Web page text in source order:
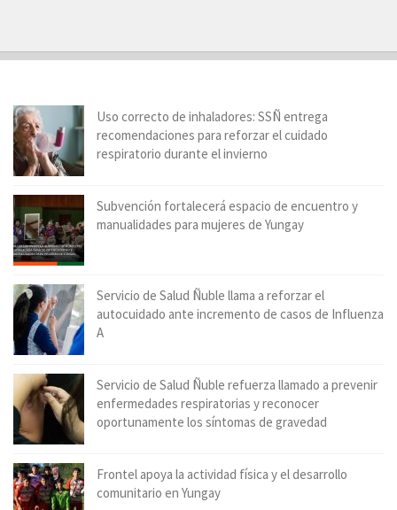
Uso correcto de inhaladores: SSÑ entrega
recomendaciones para reforzar el cuidado
respiratorio durante el invierno
Subvención fortalecerá espacio de encuentro y
manualidades para mujeres de Yungay
Servicio de Salud Ñuble llama a reforzar el
autocuidado ante incremento de casos de Influenza
A
Servicio de Salud Ñuble refuerza llamado a prevenir
enfermedades respiratorias y reconocer
oportunamente los síntomas de gravedad
Frontel apoya la actividad física y el desarrollo
comunitario en Yungay